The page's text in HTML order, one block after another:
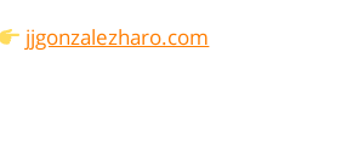
jjgonzalezharo.com